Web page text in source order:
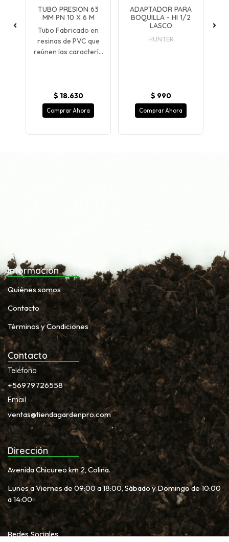
TUBO PRESION 63
MM PN 10 X 6 M
Tubo Fabricado en
resinas de PVC que
reúnen las caracterí...
$ 18.630
Comprar Ahora
ADAPTADOR PARA
BOQUILLA - HI 1/2
LASCO
HUNTER
$ 990
Comprar Ahora
Información
Quiénes somos
Contacto
Términos y Condiciones
Contacto
Teléfono
+56979726558
Email
ventas@tiendagardenpro.com
Dirección
Avenida Chicureo km 2, Colina.
Lunes a Viernes de 09:00 a 18:00, Sábado y Domingo de 10:00
a 14:00
Redes Sociales